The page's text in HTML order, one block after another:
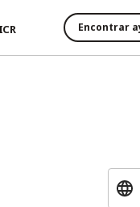
Encontrar